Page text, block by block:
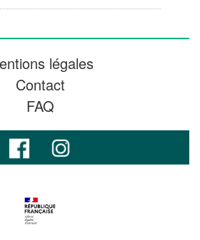
légales
Contact
FAQ